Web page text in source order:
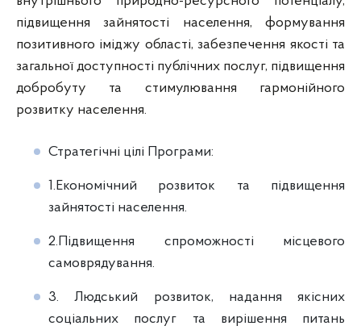
підвищення зайнятості населення, формування
позитивного іміджу області, забезпечення якості та
загальної доступності публічних послуг, підвищення
добробуту та стимулювання гармонійного
розвитку населення.
Стратегічні цілі Програми:
1.Економічний розвиток та підвищення
зайнятості населення.
2.Підвищення спроможності місцевого
самоврядування.
3. Людський розвиток, надання якісних
соціальних послуг та вирішення питань